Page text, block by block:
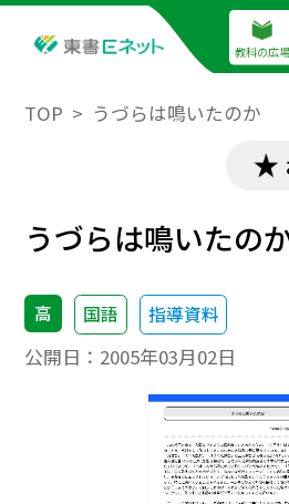
教科の広場
TOP うづらは鳴いたのか
うづらは鳴いたの
高 国語 指導資料
公開日： 2005年03月02日